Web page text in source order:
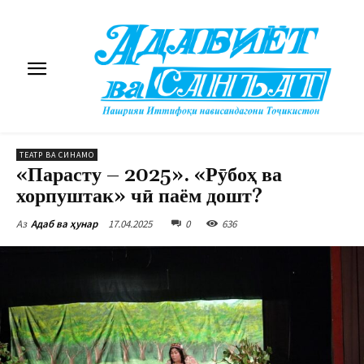
ТЕАТР ВА СИНАМО
«Парасту – 2025». «Рӯбоҳ ва
хорпуштак» чӣ паём дошт?
Аз Адаб ва ҳунар 17.04.2025 0 636